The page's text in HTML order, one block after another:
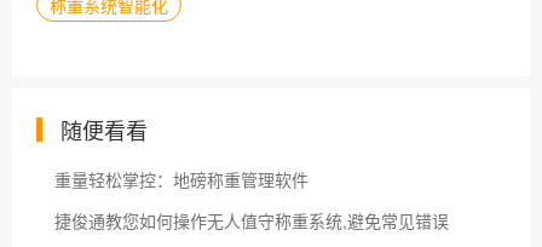
随便看看
重量轻松掌控：地磅称重管理软件
捷俊通教您如何操作无人值守称重系统,避免常见错误